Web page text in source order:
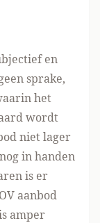
en
sprake,
het
wordt
niet lager
in handen
is er
aanbod
amper